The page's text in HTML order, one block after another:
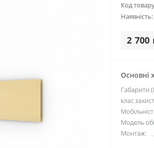
Код
Наявність:
2 700
Основні
Габарити
клас
Модель
Монтаж: